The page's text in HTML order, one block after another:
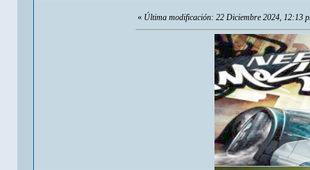
« Última modificación: 22 Diciembre 2024, 12:13